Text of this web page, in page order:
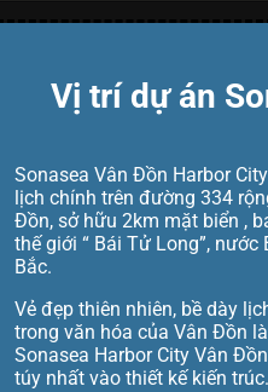
Vị trí dự án
Sonasea Vân Đồn Harbor
lịch chính trên đường 334
Đồn, sở hữu 2km mặt biển ,
thế giới “ Bái Tử Long”,
Bắc.
Vẻ đẹp thiên nhiên, bề dày
trong văn hóa của Vân Đồn
Sonasea Harbor City Vân
túy nhất vào thiết kế kiến trúc.